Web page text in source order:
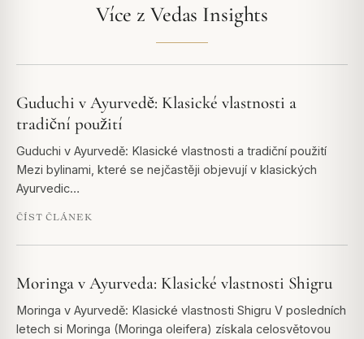
Více z Vedas Insights
Guduchi v Ayurvedě: Klasické vlastnosti a
tradiční použití
Guduchi v Ayurvedě: Klasické vlastnosti a tradiční použití
Mezi bylinami, které se nejčastěji objevují v klasických
Ayurvedic…
ČÍST ČLÁNEK
Moringa v Ayurveda: Klasické vlastnosti Shigru
Moringa v Ayurvedě: Klasické vlastnosti Shigru V posledních
letech si Moringa (Moringa oleifera) získala celosvětovou